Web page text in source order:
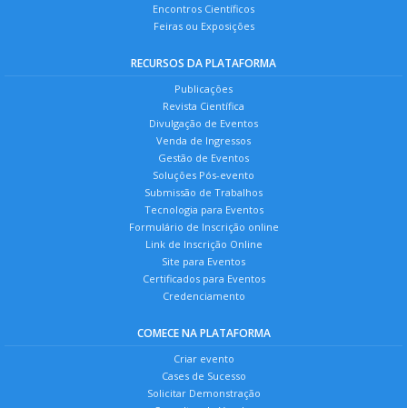
Encontros Científicos
Feiras ou Exposições
RECURSOS DA PLATAFORMA
Publicações
Revista Científica
Divulgação de Eventos
Venda de Ingressos
Gestão de Eventos
Soluções Pós-evento
Submissão de Trabalhos
Tecnologia para Eventos
Formulário de Inscrição online
Link de Inscrição Online
Site para Eventos
Certificados para Eventos
Credenciamento
COMECE NA PLATAFORMA
Criar evento
Cases de Sucesso
Solicitar Demonstração